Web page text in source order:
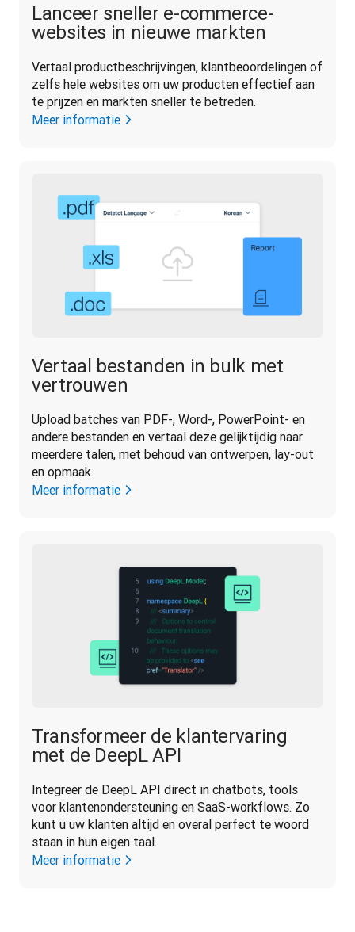
Lanceer sneller e-commerce-
websites in nieuwe markten
Vertaal productbeschrijvingen, klantbeoordelingen of
zelfs hele websites om uw producten effectief aan
te prijzen en markten sneller te betreden.
Meer informatie
Vertaal bestanden in bulk met
vertrouwen
Upload batches van PDF-, Word-, PowerPoint- en
andere bestanden en vertaal deze gelijktijdig naar
meerdere talen, met behoud van ontwerpen, lay-out
en opmaak.
Meer informatie
Transformeer de klantervaring
met de DeepL API
Integreer de DeepL API direct in chatbots, tools
voor klantenondersteuning en SaaS-workflows. Zo
kunt u uw klanten altijd en overal perfect te woord
staan in hun eigen taal.
Meer informatie